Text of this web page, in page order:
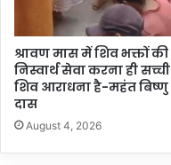
श्रावण मास में शिव भक्तों की
निस्वार्थ सेवा करना ही सच्ची
शिव आराधना है-महंत बिष्णु
दास
August 4, 2026